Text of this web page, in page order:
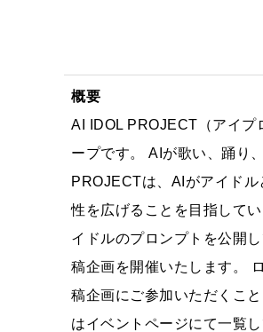
概要
AI IDOL PROJECT（アイプ
ープです。 AIが歌い、踊り
PROJECTは、AIがアイド
性を広げることを目指して
イドルのプロンプトを公開
稿企画を開催いたします。
稿企画にご参加いただくこ
はイベントページにて一覧